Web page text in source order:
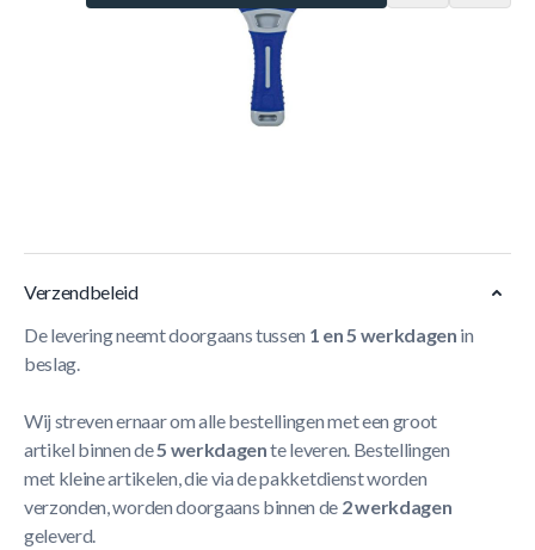
- EVO Heavy Duty Outdoor Bat
Verzendbeleid
De levering neemt doorgaans tussen 1 en 5 werkdagen in
beslag.
Wij streven ernaar om alle bestellingen met een groot
artikel binnen de5 werkdagente leveren. Bestellingen
met kleine artikelen, die via de pakketdienst worden
verzonden, worden doorgaans binnen de 2 werkdagen
geleverd.